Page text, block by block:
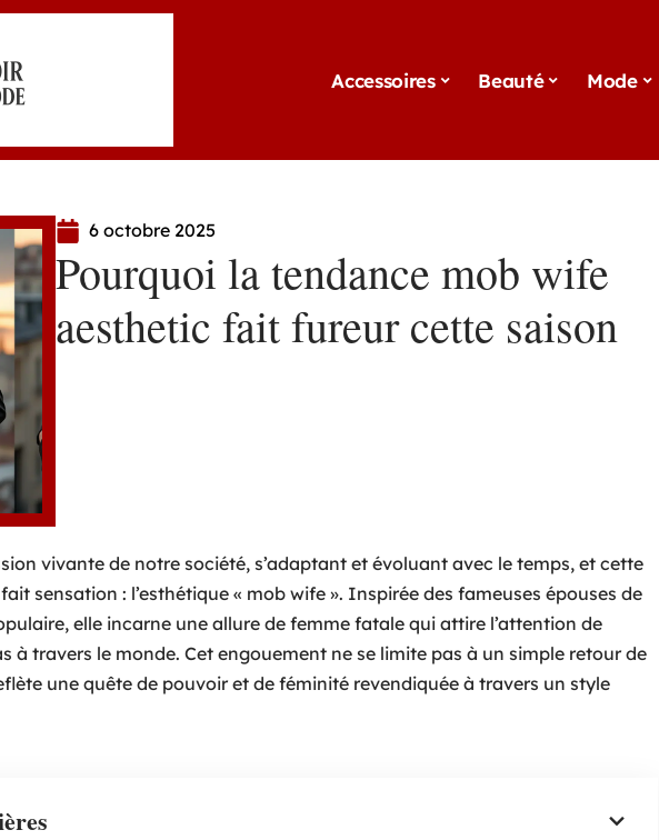
Accessoires Beauté Mode
6 octobre 2025
Pourquoi la tendance mob wife
aesthetic fait fureur cette saison
vivante de notre société, s’adaptant et évoluant avec le temps, et cette
sensation : l’esthétique « mob wife ». Inspirée des fameuses épouses de
elle incarne une allure de femme fatale qui attire l’attention de
à travers le monde. Cet engouement ne se limite pas à un simple retour de
une quête de pouvoir et de féminité revendiquée à travers un style